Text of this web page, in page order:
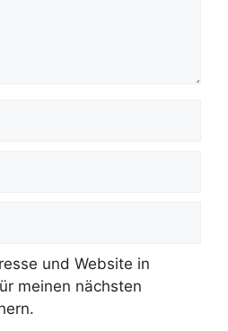
und Website in
meinen nächsten